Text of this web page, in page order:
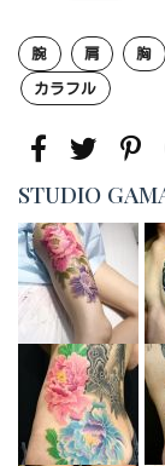
腕 肩 胸
カラフル
STUDIO